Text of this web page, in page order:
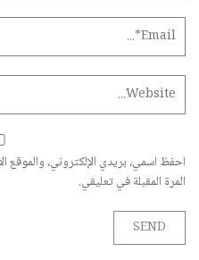
احفظ اسمي، بريدي الإلكتروني، والموقع
المرة المقبلة في تعليقي.